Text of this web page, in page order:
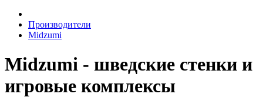
Производители
Midzumi
Midzumi - шведские стенки и
игровые комплексы